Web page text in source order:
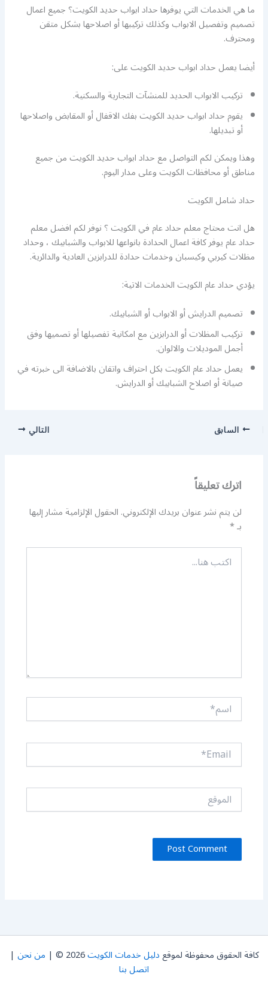
ما هي الخدمات التي يوفرها حداد ابواب حديد الكويت؟ جميع اعمال
تصميم وتفصيل الابواب وكذلك تركيبها أو اصلاحها بشكل متقن
ومحترف.
أيضا يعمل حداد ابواب حديد الكويت على:
تركيب الابواب الحديد للمنشآت التجارية والسكنية.
يقوم حداد ابواب حديد الكويت بفك الاقفال أو المقابض واصلاحها
أو تبديلها.
وهذا ويمكن لكم التواصل مع حداد ابواب حديد الكويت من جميع
مناطق أو محافظات الكويت وعلى مدار اليوم.
حداد شامل الكويت
هل انت محتاج معلم حداد عام في الكويت ؟ نوفر لكم افضل معلم
حداد عام يوفر كافة اعمال الحدادة بانواعها للابواب والشبابيك ، وحداد
مظلات كيربي وكيسبان وخدمات حدادة للدرابزين العادية والدائرية.
يؤدي حداد عام الكويت الخدمات الاتية:
تصميم الدرايش أو الابواب أو الشبابيك.
تركيب المظلات أو الدرابزين مع امكانية تفصيلها أو تصميها وفق
أجمل الموديلات والالوان.
يعمل حداد عام الكويت بكل احتراف واتقان بالاضافة الى خبرته في
صيانة أو اصلاح الشبابيك أو الدرايش.
السابق التالي
اترك تعليقاً
لن يتم نشر عنوان بريدك الإلكتروني.الحقول الإلزامية مشار إليها
بـ*
اكتب
هنا...
اسم*
Email*
الموقع
كافة الحقوق محفوظة لموقعدليل خدمات الكويت2026 © | من نحن |
اتصل بنا